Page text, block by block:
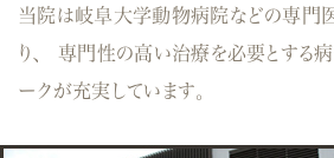
当院は岐阜大学動物病院などの専門
り、
専門性の高い治療を必要とする病
ークが充実しています。